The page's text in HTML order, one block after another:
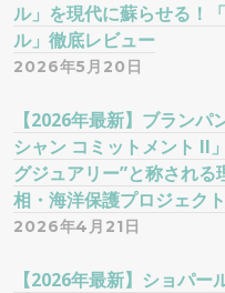
ル」を現代に蘇らせる！
ル」徹底レビュー
2026年5月20日
【2026年最新】ブラン
シャン コミットメント II
グジュアリー”と称され
相・海洋保護プロジェク
2026年4月21日
【2026年最新】ショパ